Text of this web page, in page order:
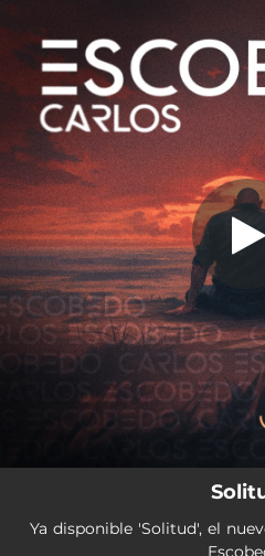
You're all set!
03:48
Ya disponible 'Solitud', el